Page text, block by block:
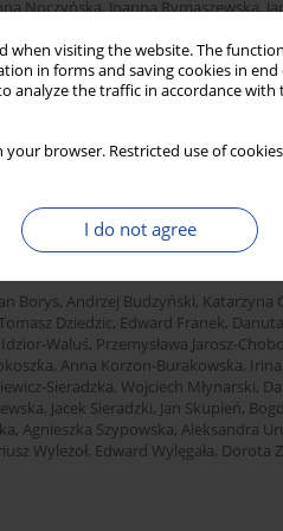
when visiting the website. The
in forms and saving cookies in end
analyze the traffic in accordance with
your browser. Restricted use of
I do not agree
Noczyńska,Joanna Rymaszewska,
Wysocka,Przemysław Witek,
with diabetes. A position
Borys, Andrzej Budzyński, Katarzyna
Dziedzic, Edward Franek,
Waluś, Przemysława Jarosz-
, Anna Korzon-Burakowska,
Sieradzka, Wojciech Młynarski,
, Jacek Sieradzki, Jan Skupień,
, Agnieszka Szypowska, Aleksandra
Wyleżoł, Edward Wylęgała, Dorota